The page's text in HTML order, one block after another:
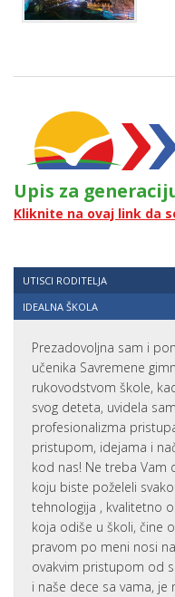
Upis za
Kliknite na ovaj link da
UTISCI RODITELJA
IDEALNA ŠKOLA
Prezadovoljna sam i
učenika Savremene
rukovodstvom škole,
svog deteta, uvidela
profesionalizma
pristupom, idejama i
kod nas! Ne treba Vam
koju biste poželeli
tehnologija , kvalitetno
koja odiše u školi, čine
pravom po meni nosi
ovakvim pristupom od
i naše dece sa vama, je